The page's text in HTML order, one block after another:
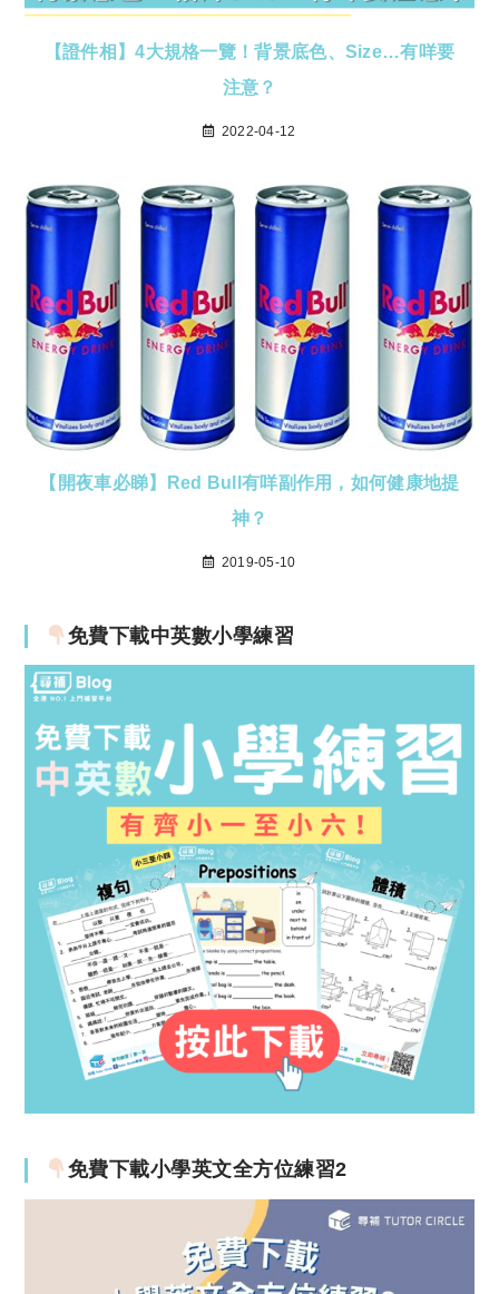
【證件相】4大規格一覽！背景底色、Size…有咩要
注意？
2022-04-12
【開夜車必睇】Red Bull有咩副作用，如何健康地提
神？
2019-05-10
免費下載中英數小學練習
免費下載小學英文全方位練習2